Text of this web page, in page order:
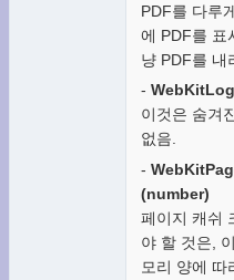
PDF를 다루
에 PDF를 표
냥 PDF를 내
-
이것은 숨겨
없음.
-
(number)
페이지 캐쉬
야 할 것은,
모리 양에 따